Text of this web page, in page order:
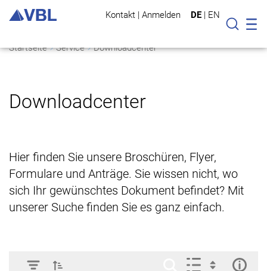
Kontakt | Anmelden DE | EN
Suche
Startseite Service Downloadcenter
Downloadcenter
Hier finden Sie unsere Broschüren, Flyer,
Formulare und Anträge. Sie wissen nicht, wo
sich Ihr gewünschtes Dokument befindet? Mit
unserer Suche finden Sie es ganz einfach.